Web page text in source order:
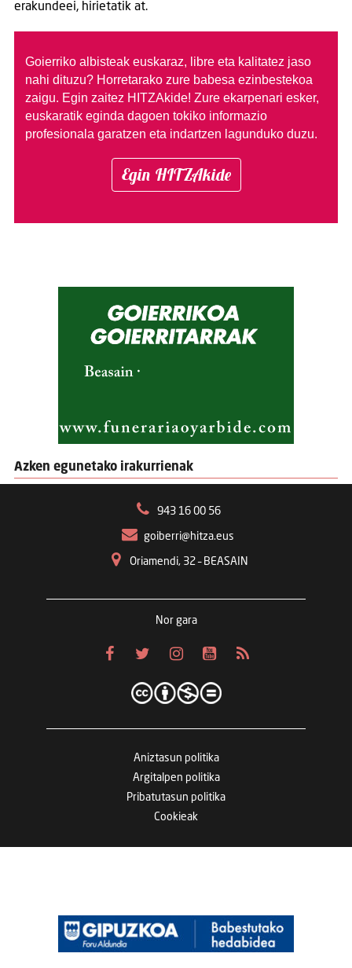
erakundeei, hirietatik at.
Goierriko albisteak euskaraz, libre eta kalitatez jaso
nahi dituzu? Horretarako zure babesa ezinbestekoa
zaigu. Egin zaitez HITZAkide! Zure ekarpenari esker,
euskaratik eginda dagoen tokiko informazio
profesionala garatzen eta indartzen lagunduko duzu.
Egin HITZAkide
Azken egunetako irakurrienak
943 16 00 56
goiberri@hitza.eus
Oriamendi, 32 – BEASAIN
Nor gara
Aniztasun politika
Argitalpen politika
Pribatutasun politika
Cookieak